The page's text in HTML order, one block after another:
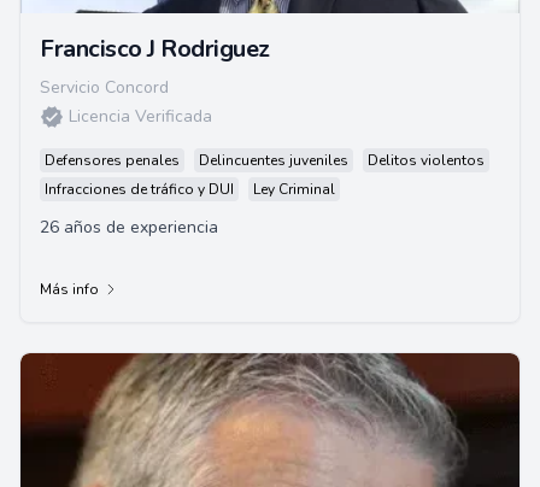
Francisco J Rodriguez
Servicio Concord
Licencia Verificada
Defensores penales Delincuentes juveniles
Delitos violentos
Infracciones de tráfico y DUI
Ley Criminal
26 años de experiencia
Más info